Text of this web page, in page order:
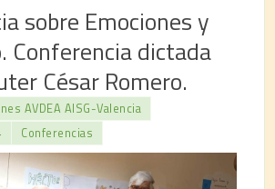
sobre Emociones y
Conferencia dictada
César Romero.
AVDEA AISG-Valencia
Conferencias